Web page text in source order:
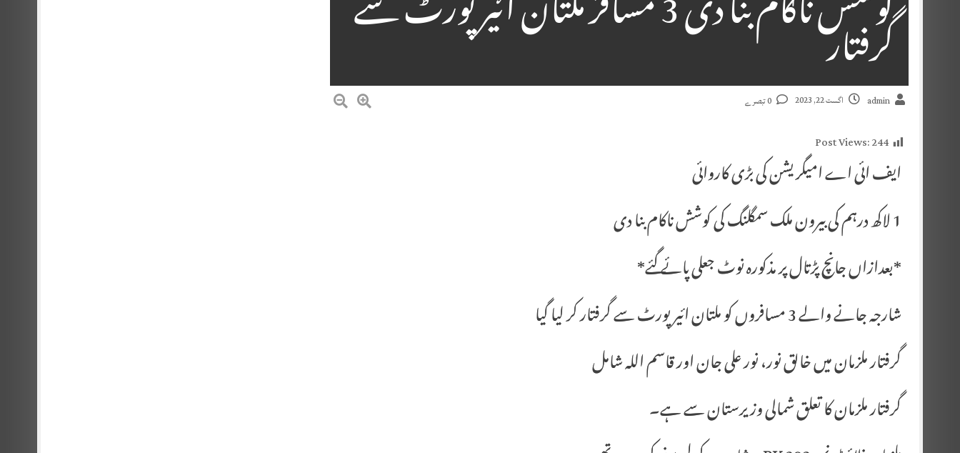
گرفتار
admin اگست 22, 2023
Post Views:244
ایف ائی اے امیگریشن کی بڑی کاروائی
1 لاکھ درہم کی بیرون ملک سمگلنگ کی کوشش ناکام بنا دی
*بعدازاں جانچ پڑتال پر مذکورہ نوٹ جعلی پائے گئے*
شارجہ جانے والے 3 مسافروں کو ملتان ائیرپورٹ سے گرفتار کر لیا گیا
گرفتار ملزمان میں خالق نور، نور علی جان اور قاسم اللہ شامل
گرفتار ملزمان کا تعلق شمالی وزیرستان سے ہے۔